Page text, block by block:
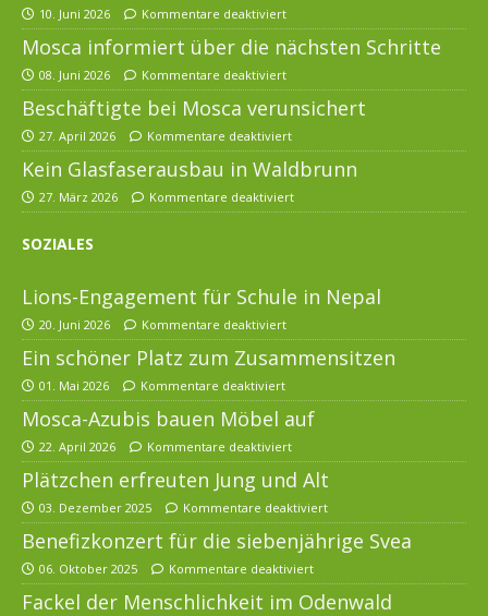
10. Juni 2026 Kommentare deaktiviert
Mosca informiert über die nächsten Schritte
08. Juni 2026 Kommentare deaktiviert
Beschäftigte bei Mosca verunsichert
27. April 2026 Kommentare deaktiviert
Kein Glasfaserausbau in Waldbrunn
27. März 2026 Kommentare deaktiviert
SOZIALES
Lions-Engagement für Schule in Nepal
20. Juni 2026 Kommentare deaktiviert
Ein schöner Platz zum Zusammensitzen
01. Mai 2026 Kommentare deaktiviert
Mosca-Azubis bauen Möbel auf
22. April 2026 Kommentare deaktiviert
Plätzchen erfreuten Jung und Alt
03. Dezember 2025 Kommentare deaktiviert
Benefizkonzert für die siebenjährige Svea
06. Oktober 2025 Kommentare deaktiviert
Fackel der Menschlichkeit im Odenwald